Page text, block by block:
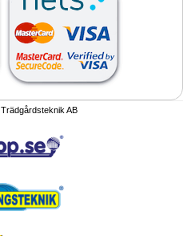
AB